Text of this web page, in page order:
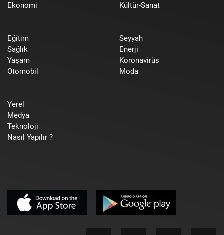
Ekonomi
Kültür-Sanat
Eğitim
Sağlık
Yaşam
Otomobil
Seyyah
Enerji
Koronavirüs
Moda
Yerel
Medya
Teknoloji
Nasıl Yapılır ?